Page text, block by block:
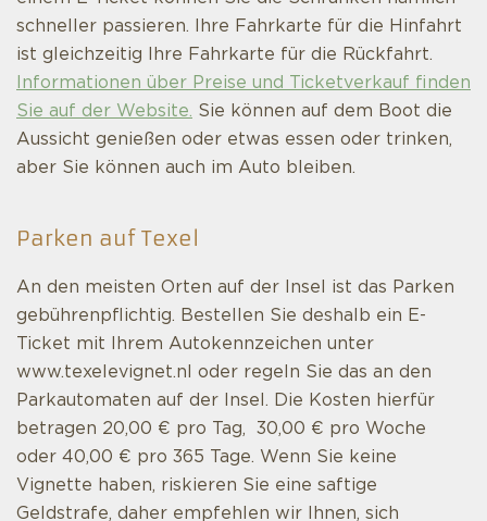
schneller passieren. Ihre Fahrkarte für die Hinfahrt
ist gleichzeitig Ihre Fahrkarte für die Rückfahrt.
Informationen über Preise und Ticketverkauf finden
Sie auf der Website.
Sie können auf dem Boot die
Aussicht genießen oder etwas essen oder trinken,
aber Sie können auch im Auto bleiben.
Parken auf Texel
An den meisten Orten auf der Insel ist das Parken
gebührenpflichtig. Bestellen Sie deshalb ein E-
Ticket mit Ihrem Autokennzeichen unter
www.texelevignet.nl oder regeln Sie das an den
Parkautomaten auf der Insel. Die Kosten hierfür
betragen 20,00 € pro Tag, 30,00 € pro Woche
oder 40,00 € pro 365 Tage. Wenn Sie keine
Vignette haben, riskieren Sie eine saftige
Geldstrafe, daher empfehlen wir Ihnen, sich